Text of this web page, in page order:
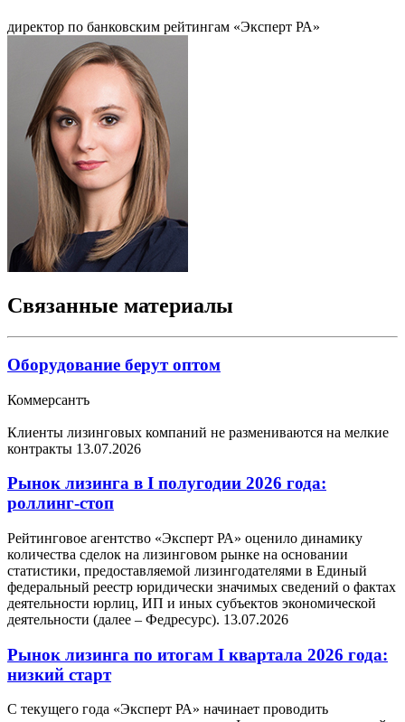
директор по банковским рейтингам «Эксперт РА»
Связанные материалы
Оборудование берут оптом
Коммерсантъ
Клиенты лизинговых компаний не размениваются на мелкие
контракты 13.07.2026
Рынок лизинга в I полугодии 2026 года:
роллинг-стоп
Рейтинговое агентство «Эксперт РА» оценило динамику
количества сделок на лизинговом рынке на основании
статистики, предоставляемой лизингодателями в Единый
федеральный реестр юридически значимых сведений о фактах
деятельности юрлиц, ИП и иных субъектов экономической
деятельности (далее – Федресурс). 13.07.2026
Рынок лизинга по итогам I квартала 2026 года:
низкий старт
С текущего года «Эксперт РА» начинает проводить